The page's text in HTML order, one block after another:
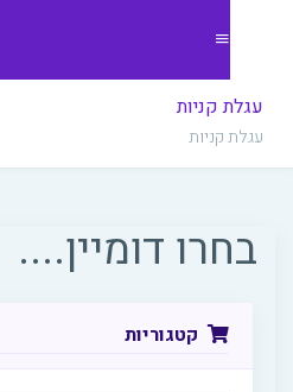
עגלת קניות
עגלת קניות
בחרו דומיין....
קטגוריות